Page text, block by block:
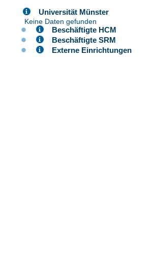
Universität Münster
Keine Daten gefunden
Beschäftigte HCM
Beschäftigte SRM
Externe Einrichtungen